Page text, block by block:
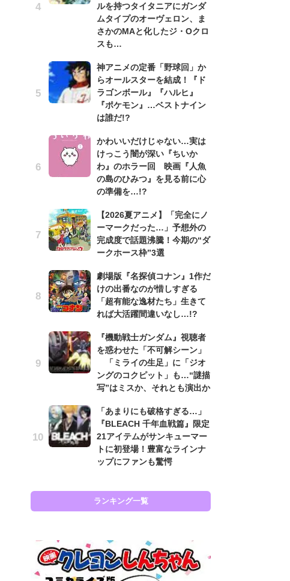
ルを持つタイタニアにガンダ
ムタイプのオーヴェロン、ま
さかのMAと化したジ・Oクロ
スも…
神アニメの定番「野球回」か
らオールスターを結成！『ド
ラゴンボール』『ハルヒ』
『ポケモン』…ベストナイン
は誰だ!?
かわいいだけじゃない…実は
けっこう闇が深い『ちいか
わ』のホラー回 映画『人魚
の島のひみつ』を見る前に心
の準備を…!?
【2026夏アニメ】「完全にノ
ーマークだった…」予想外の
完成度で話題沸騰！今期の“ダ
ークホース枠”3選
劇場版『名探偵コナン』1作だ
けの出番なのが惜しすぎる
「超有能な逸材たち」生きて
れば大活躍間違いなし…!?
『機動戦士ガンダム』視聴者
を惑わせた「不可解シーン」
「ミライの生足」に「ジオ
ングのコクピット」も…“謎描
写”はミスか、それとも演出か
「あまりにも破格すぎる…」
『BLEACH 千年血戦篇』限定
21アイテムがサンキューマー
トに初登場！豊富なラインナ
ップにファンも驚愕
ランキング一覧